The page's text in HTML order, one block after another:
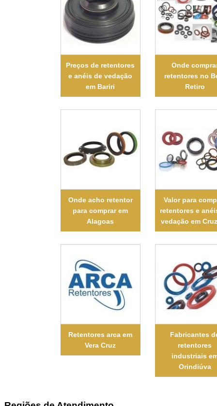
Preços de retentores
e anéis de vedação
em Bariri
Onde
retentores no
Retiro
Onde acho retentor
para comprar em
Alagoas
Valor para
retentores e
vedação em
Retentores arca em
Vera Cruz
Fabricantes
retentores
industriais
Orindiúva